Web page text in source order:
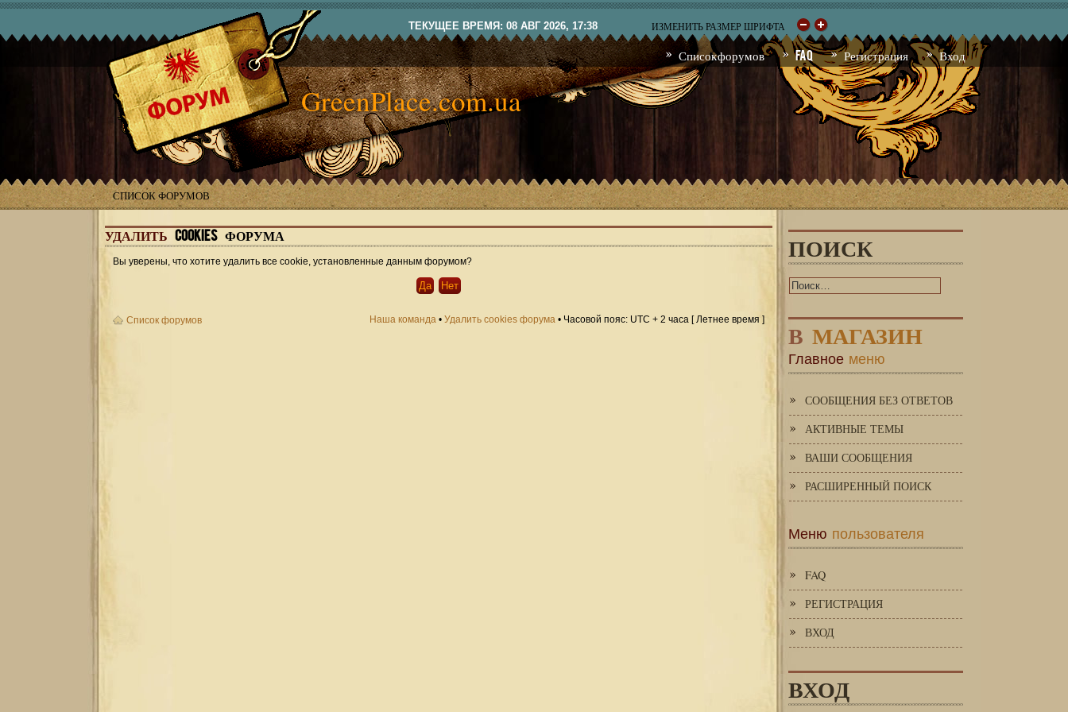
ТЕКУЩЕЕ ВРЕМЯ: 08 АВГ 2026, 17:38 ИЗМЕНИТЬ РАЗМЕР ШРИФТА
Список форумов FAQ Регистрация Вход
GreenPlace.com.ua
СПИСОК ФОРУМОВ
УДАЛИТЬ COOKIES ФОРУМА
Вы уверены, что хотите удалить все cookie, установленные данным форумом?
Список форумов Наша команда • Удалить cookies форума • Часовой пояс: UTC + 2 часа [ Летнее время ]
ПОИСК
В МАГАЗИН
Главное меню
СООБЩЕНИЯ БЕЗ ОТВЕТОВ
АКТИВНЫЕ ТЕМЫ
ВАШИ СООБЩЕНИЯ
РАСШИРЕННЫЙ ПОИСК
Меню пользователя
FAQ
РЕГИСТРАЦИЯ
ВХОД
ВХОД